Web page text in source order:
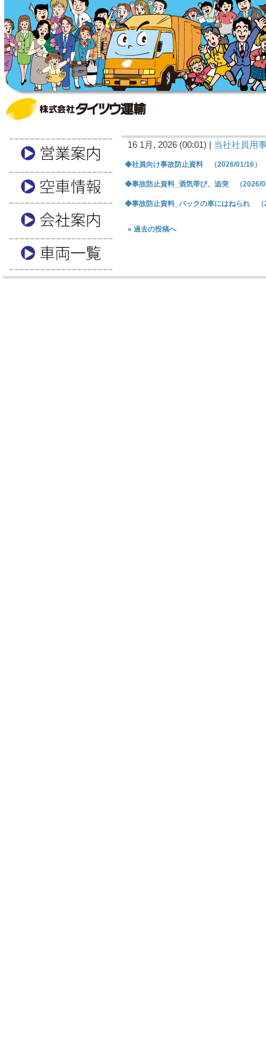
16 1月, 2026 (00:01) | 当社社員用
◆社員向け事故防止資料 （2026/01/16）
◆事故防止資料_酒気帯び、追突 （2026/
◆事故防止資料_バックの車にはねられ （
« 過去の投稿へ